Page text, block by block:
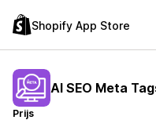
Shopify App Store
AI SEO Meta
Prijs